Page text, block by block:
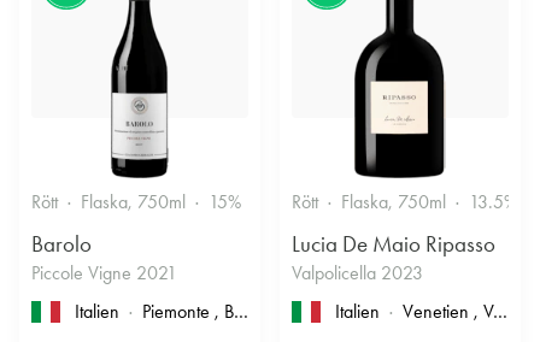
Rött Flaska, 750ml 15% Stramt & Nyanserat
Barolo
Piccole Vigne 2021
Italien
Piemonte , Barolo
Rött Flaska, 750ml 13.5%
Lucia De Maio Ripasso
Valpolicella 2023
Italien
Venetien , Valpolicella